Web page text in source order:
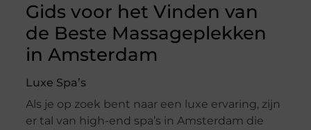
Gids voor het Vinden van
de Beste Massageplekken
in Amsterdam
Luxe Spa’s
Als je op zoek bent naar een luxe ervaring, zijn
er tal van high-end spa’s in Amsterdam die